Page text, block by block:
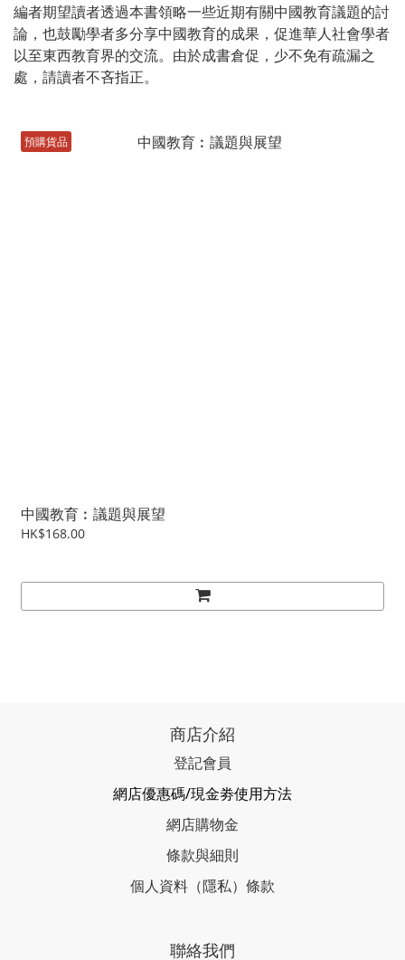
編者期望讀者透過本書領略一些近期有關中國教育議題的討
論，也鼓勵學者多分享中國教育的成果，促進華人社會學者
以至東西教育界的交流。由於成書倉促，少不免有疏漏之
處，請讀者不吝指正。
預購貨品
中國教育︰議題與展望
HK$168.00
商店介紹
登記會員
網店優惠碼/現金劵使用方法
網店購物金
條款與細則
個人資料（隱私）條款
聯絡我們